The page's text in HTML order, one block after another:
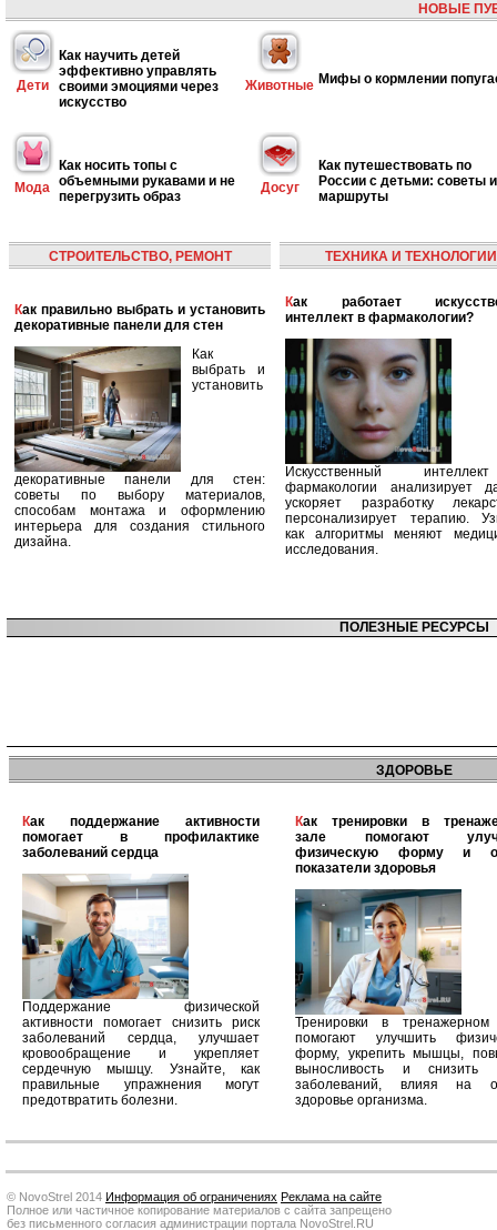
НОВЫЕ
Дети
Как научить детей
эффективно управлять
своими эмоциями через
искусство
Животные Мифы о кормлении
Мода
Как носить топы с
объемными рукавами и не
перегрузить образ
Досуг
Как путешествовать по
России с детьми: советы и
маршруты
СТРОИТЕЛЬСТВО, РЕМОНТ
Как правильно выбрать и установить
декоративные панели для стен
Как
выбрать и
установить
декоративные панели для стен:
советы по выбору материалов,
способам монтажа и оформлению
интерьера для создания стильного
дизайна.
ТЕХНИКА И ТЕХНОЛОГИИ
Как работает искусственный
интеллект в фармакологии?
Искусственный
фармакологии анализирует
ускоряет разработку
персонализирует терапию.
как алгоритмы меняют
исследования.
ПОЛЕЗНЫЕ РЕСУРСЫ
ЗДОРОВЬЕ
Как поддержание активности
помогает в профилактике
заболеваний сердца
Поддержание физической
активности помогает снизить риск
заболеваний сердца, улучшает
кровообращение и укрепляет
сердечную мышцу. Узнайте, как
правильные упражнения могут
предотвратить болезни.
Как тренировки в тренажерном
зале помогают
физическую форму и
показатели здоровья
Тренировки в тренажерном
помогают улучшить
форму, укрепить мышцы,
выносливость и снизить
заболеваний, влияя на
здоровье организма.
© NovoStrel 2014 Информация об ограничениях Реклама на сайте
Полное или частичное копирование материалов с сайта запрещено
без письменного согласия администрации портала NovoStrel.RU